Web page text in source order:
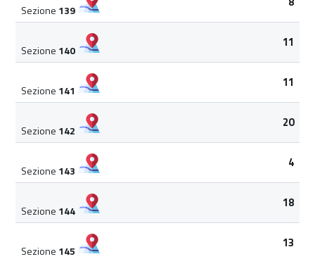
Sezione 139
Sezione 140
11
Sezione 141
11
Sezione 142
20
Sezione 143
4
Sezione 144
18
Sezione 145
13